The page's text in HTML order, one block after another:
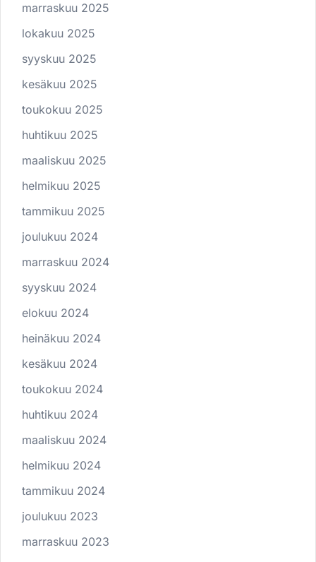
marraskuu 2025
lokakuu 2025
syyskuu 2025
kesäkuu 2025
toukokuu 2025
huhtikuu 2025
maaliskuu 2025
helmikuu 2025
tammikuu 2025
joulukuu 2024
marraskuu 2024
syyskuu 2024
elokuu 2024
heinäkuu 2024
kesäkuu 2024
toukokuu 2024
huhtikuu 2024
maaliskuu 2024
helmikuu 2024
tammikuu 2024
joulukuu 2023
marraskuu 2023